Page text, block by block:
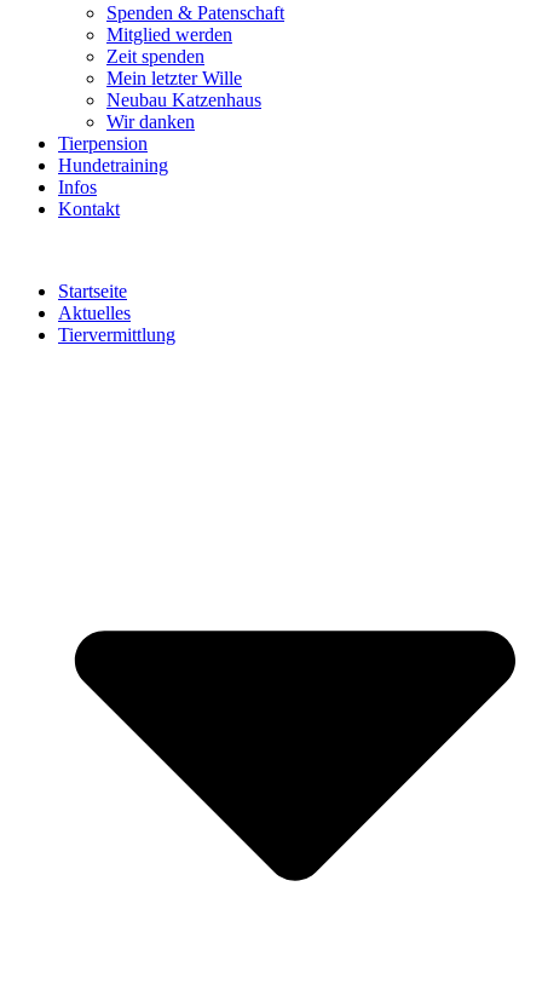
Spenden & Patenschaft
Mitglied werden
Zeit spenden
Mein letzter Wille
Neubau Katzenhaus
Wir danken
Tierpension
Hundetraining
Infos
Kontakt
Startseite
Aktuelles
Tiervermittlung